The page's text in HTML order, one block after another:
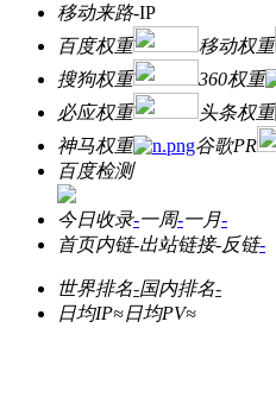
移动来路-IP
百度权重
移动权重
搜狗权重
360权重
必应权重
头条权重
神马权重
谷歌PR
百度检测
今日收录-一周-一月-
首页内链-出站链接-反链-
世界排名-国内排名-
日均IP≈日均PV≈